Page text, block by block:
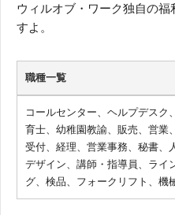
ウィルオブ・ワーク独自の
すよ。
職種一覧
コールセンター、ヘルプデスク
育士、幼稚園教諭、販売、営業
受付、経理、営業事務、秘書、
デザイン、講師・指導員、ライ
グ、検品、フォークリフト、機